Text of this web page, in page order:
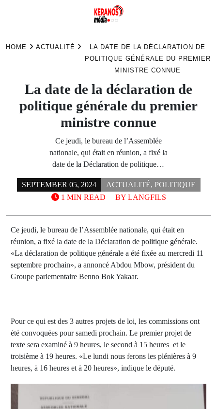
HOME ACTUALITÉ
LA DATE DE LA DÉCLARATION DE
POLITIQUE GÉNÉRALE DU PREMIER
MINISTRE CONNUE
La date de la déclaration de
politique générale du premier
ministre connue
Ce jeudi, le bureau de l’Assemblée
nationale, qui était en réunion, a fixé la
date de la Déclaration de politique…
SEPTEMBER 05, 2024 ACTUALITÉ, POLITIQUE
BY LANGFILS
1 MIN READ
Ce jeudi, le bureau de l’Assemblée nationale, qui était en
réunion, a fixé la date de la Déclaration de politique générale.
«La déclaration de politique générale a été fixée au mercredi 11
septembre prochain», a annoncé Abdou Mbow, président du
Groupe parlementaire Benno Bok Yakaar.
Pour ce qui est des 3 autres projets de loi, les commissions ont
été convoquées pour samedi prochain. Le premier projet de
texte sera examiné à 9 heures, le second à 15 heures et le
troisième à 19 heures. «Le lundi nous ferons les plénières à 9
heures, à 16 heures et à 20 heures», indique le député.